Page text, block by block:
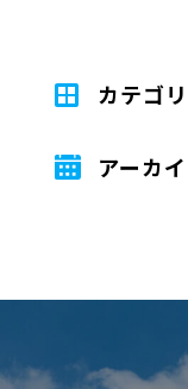
カテゴ
アーカ